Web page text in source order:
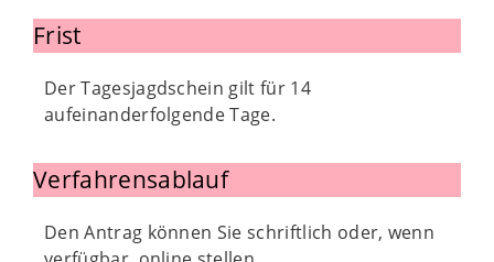
Frist
Der Tagesjagdschein gilt für 14
aufeinanderfolgende Tage.
Verfahrensablauf
Den Antrag können Sie schriftlich oder, wenn